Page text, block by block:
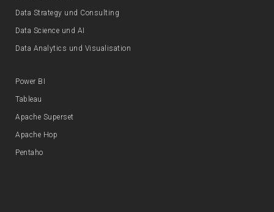
Data Strategy und Consulting
Data Science und AI
Data Analytics und Visualisation
Power BI
Tableau
Apache Superset
Apache Hop
Pentaho